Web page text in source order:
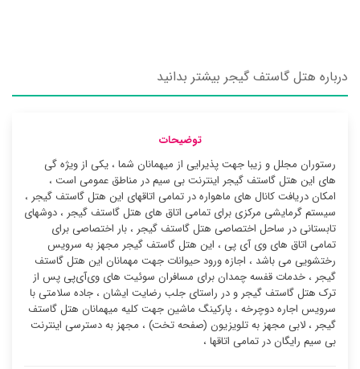
درباره هتل گاستف گیجر بیشتر بدانید
توضیحات
رستوران مجلل و زیبا جهت پذیرایی از میهمانان شما ، یکی از ویژه گی
های این هتل گاستف گیجر اینترنت بی سیم در مناطق عمومی است ،
امکان دریافت کانال های ماهواره در تمامی اتاقهای این هتل گاستف گیجر ،
سیستم گرمایشی مرکزی برای تمامی اتاق های هتل گاستف گیجر ، دوشهای
تابستانی در ساحل اختصاصی هتل گاستف گیجر ، بار اختصاصی برای
تمامی اتاق های وی آی پی ، این هتل گاستف گیجر مجهز به سرویس
رختشویی می باشد ، اجازه ورود حیوانات جهت مهمانان این هتل گاستف
گیجر ، خدمات قفسه چمدان برای مسافران سوئیت ‌های وی‌آی‌پی پس از
ترک هتل گاستف گیجر و در راستای جلب رضایت ایشان ، جاده سلامتی با
سرویس اجاره دوچرخه ، پارکینگ ماشین جهت کلیه میهمانان هتل گاستف
گیجر ، لابی مجهز به تلویزیون (صفحه تخت) ، مجهز به دسترسی اینترنت
بی سیم رایگان در تمامی اتاقها ،